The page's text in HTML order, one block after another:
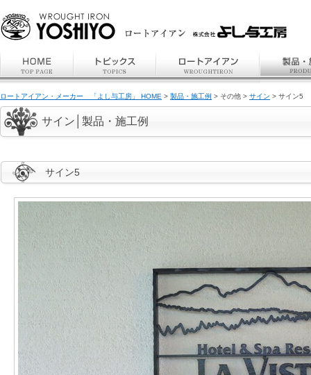
ロートアイアン・メーカー 「よし与工房」 HOME > 製品・施工例 > その他 > サイン > サイン5
サイン│製品・施工例
サイン5